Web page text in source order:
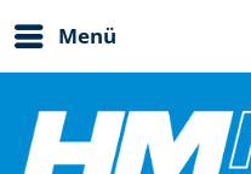
Menü